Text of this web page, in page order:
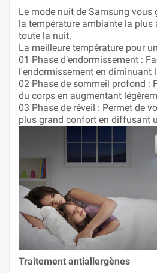
Le mode nuit de Samsung
la température ambiante la plus
toute la nuit.
La meilleure température pour
01 Phase d’endormissement :
l'endormissement en diminuant
02 Phase de sommeil profond :
du corps en augmentant
03 Phase de réveil : Permet de
plus grand confort en diffusant
Traitement antiallergènes